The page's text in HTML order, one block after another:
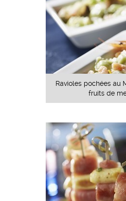
Ravioles pochées au
fruits de